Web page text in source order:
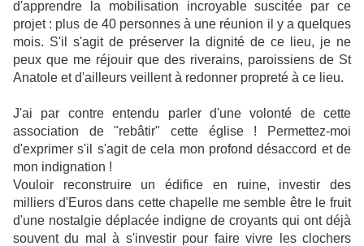
d'apprendre la mobilisation incroyable suscitée par ce
projet : plus de 40 personnes à une réunion il y a quelques
mois. S'il s'agit de préserver la dignité de ce lieu, je ne
peux que me réjouir que des riverains, paroissiens de St
Anatole et d'ailleurs veillent à redonner propreté à ce lieu.
J'ai par contre entendu parler d'une volonté de cette
association de "rebâtir" cette église ! Permettez-moi
d'exprimer s'il s'agit de cela mon profond désaccord et de
mon indignation !
Vouloir reconstruire un édifice en ruine, investir des
milliers d'Euros dans cette chapelle me semble être le fruit
d'une nostalgie déplacée indigne de croyants qui ont déjà
souvent du mal à s'investir pour faire vivre les clochers